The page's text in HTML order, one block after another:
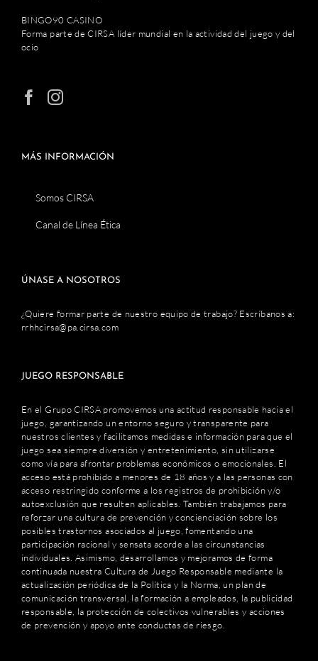
BINGO90 CASINO
Forma parte de CIRSA líder mundial en la actividad del juego y del
ocio
MÁS INFORMACIÓN
Somos CIRSA
Canal de Línea Ética
ÚNASE A NOSOTROS
¿Quiere formar parte de nuestro equipo de trabajo? Escríbanos a:
rrhhcirsa@pa.cirsa.com
JUEGO RESPONSABLE
En el Grupo CIRSA promovemos una actitud responsable hacia el
juego, garantizando un entorno seguro y transparente para
nuestros clientes y facilitamos medidas e información para que el
juego sea siempre diversión y entretenimiento, sin utilizarse
como vía para afrontar problemas económicos o emocionales. El
acceso está prohibido a menores de 18 años y a las personas con
acceso restringido conforme a los registros de prohibición y/o
autoexclusión que resulten aplicables. También trabajamos para
reforzar una cultura de prevención y concienciación sobre los
posibles trastornos asociados al juego, fomentando una
participación racional y sensata acorde a las circunstancias
individuales. Asimismo, desarrollamos y mejoramos de forma
continuada nuestra Cultura de Juego Responsable mediante la
actualización periódica de la Política y la Norma, un plan de
comunicación transversal, la formación a empleados, la publicidad
responsable, la protección de colectivos vulnerables y acciones
de prevención y apoyo ante conductas de riesgo.